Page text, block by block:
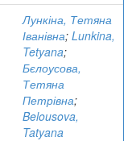
Лункіна, Тетяна
Іванівна; Lunkina,
Tetyana;
Бєлоусова,
Тетяна
Петрівна;
Belousova,
Tatyana